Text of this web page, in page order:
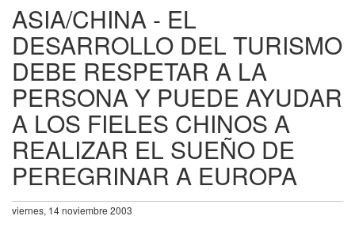
ASIA/CHINA - EL
DESARROLLO DEL TURISMO
DEBE RESPETAR A LA
PERSONA Y PUEDE AYUDAR
A LOS FIELES CHINOS A
REALIZAR EL SUEÑO DE
PEREGRINAR A EUROPA
viernes, 14 noviembre 2003